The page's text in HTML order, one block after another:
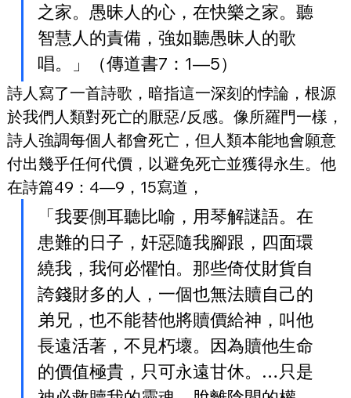
之家。愚昧人的心，在快樂之家。聽
智慧人的責備，強如聽愚昧人的歌
唱。」（傳道書7：1—5）
詩人寫了一首詩歌，暗指這一深刻的悖論，根源
於我們人類對死亡的厭惡/反感。像所羅門一樣，
詩人強調每個人都會死亡，但人類本能地會願意
付出幾乎任何代價，以避免死亡並獲得永生。他
在詩篇49：4—9，15寫道，
「我要側耳聽比喻，用琴解謎語。在
患難的日子，奸惡隨我腳跟，四面環
繞我，我何必懼怕。那些倚仗財貨自
誇錢財多的人，一個也無法贖自己的
弟兄，也不能替他將贖價給神，叫他
長遠活著，不見朽壞。因為贖他生命
的價值極貴，只可永遠甘休。…只是